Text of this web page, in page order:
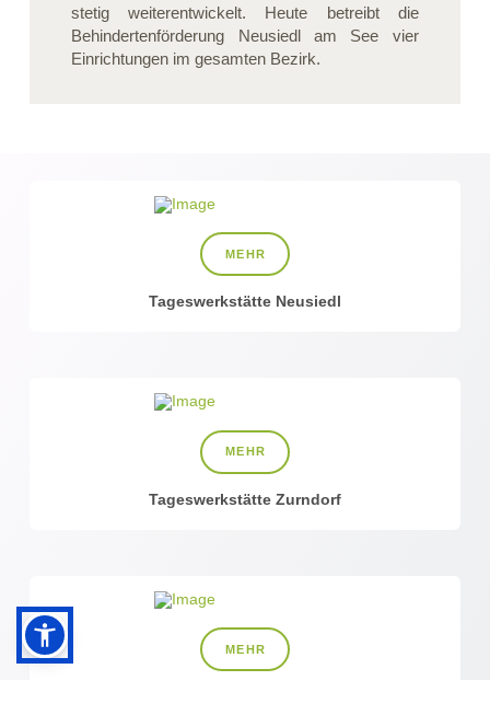
stetig weiterentwickelt. Heute betreibt die
Behindertenförderung Neusiedl am See vier
Einrichtungen im gesamten Bezirk.
MEHR
Tageswerkstätte Neusiedl
MEHR
Tageswerkstätte Zurndorf
MEHR